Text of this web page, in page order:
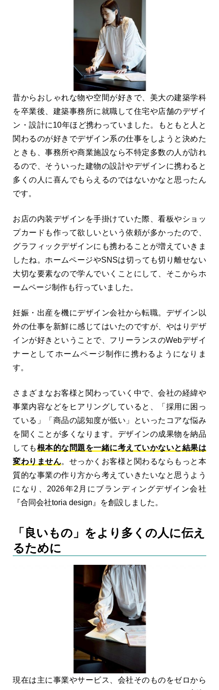
昔からおしゃれな物や空間が好きで、美大の建築学科
を卒業後、建築事務所に就職して住宅や店舗のデザイ
ン・設計に10年ほど携わっていました。もともと人と
関わるのが好きでデザイン系の仕事をしようと決めた
ときも、事務所や商業施設なら不特定多数の人が訪れ
るので、そういった建物の設計やデザインに携わると
多くの人に喜んでもらえるのではないかなと思ったん
です。
お店の内装デザインを手掛けていた際、看板やショッ
プカードも作って欲しいという依頼が多かったので、
グラフィックデザインにも携わることが増えていきま
したね。ホームページやSNSは切っても切り離せない
大切な要素なので学んでいくことにして、そこからホ
ームページ制作も行っていました。
妊娠・出産を機にデザイン会社から転職。デザイン以
外の仕事を新鮮に感じてはいたのですが、やはりデザ
インが好きということで、フリーランスのWebデザイ
ナーとしてホームページ制作に携わるようになりま
す。
さまざまなお客様と関わっていく中で、会社の経緯や
事業内容などをヒアリングしていると、「採用に困っ
ている」「商品の認知度が低い」といったコアな悩み
を聞くことが多くなります。デザインの成果物を納品
しても根本的な問題を一緒に考えていかないと結果は
変わりません。せっかくお客様と関わるならもっと本
質的な事業の作り方から考えていきたいなと思うよう
になり、2026年2月にブランディングデザイン会社
『合同会社toria design』を創設しました。
「良いもの」をより多くの人に伝え
るために
現在は主に事業やサービス、会社そのものをゼロから